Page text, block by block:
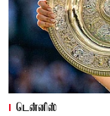
டென்னிஸ்